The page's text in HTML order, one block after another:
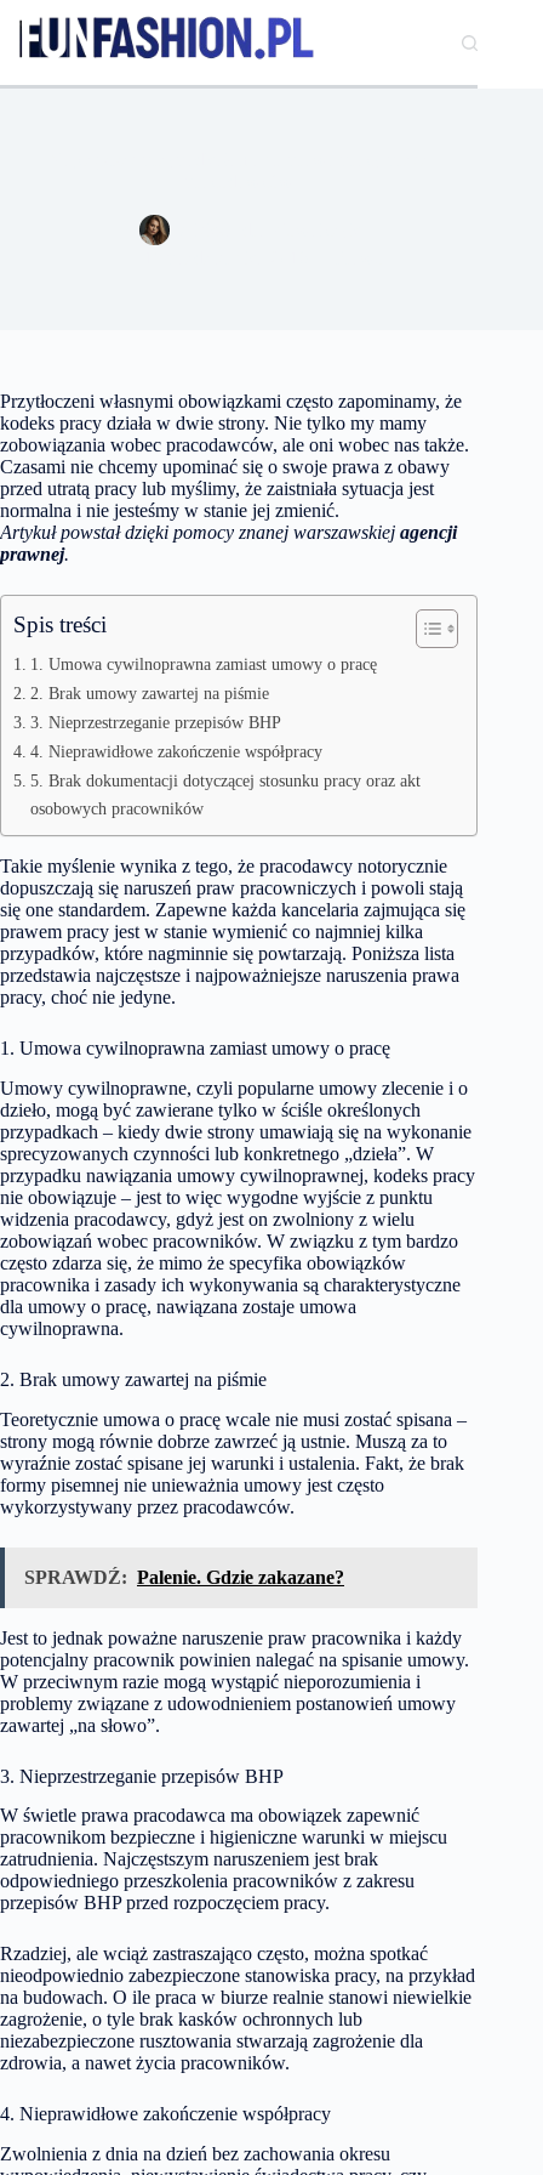
treści
Przytłoczeni własnymi obowiązkami często zapominamy, że
kodeks pracy działa w dwie strony. Nie tylko my mamy
zobowiązania wobec pracodawców, ale oni wobec nas także.
Czasami nie chcemy upominać się o swoje prawa z obawy
przed utratą pracy lub myślimy, że zaistniała sytuacja jest
normalna i nie jesteśmy w stanie jej zmienić.
Artykuł powstał dzięki pomocy znanej warszawskiej agencji
prawnej.
Spis treści
1. Umowa cywilnoprawna zamiast umowy o pracę
2. Brak umowy zawartej na piśmie
3. Nieprzestrzeganie przepisów BHP
4. Nieprawidłowe zakończenie współpracy
5. Brak dokumentacji dotyczącej stosunku pracy oraz akt
osobowych pracowników
Takie myślenie wynika z tego, że pracodawcy notorycznie
dopuszczają się naruszeń praw pracowniczych i powoli stają
się one standardem. Zapewne każda kancelaria zajmująca się
prawem pracy jest w stanie wymienić co najmniej kilka
przypadków, które nagminnie się powtarzają. Poniższa lista
przedstawia najczęstsze i najpoważniejsze naruszenia prawa
pracy, choć nie jedyne.
1. Umowa cywilnoprawna zamiast umowy o pracę
Umowy cywilnoprawne, czyli popularne umowy zlecenie i o
dzieło, mogą być zawierane tylko w ściśle określonych
przypadkach – kiedy dwie strony umawiają się na wykonanie
sprecyzowanych czynności lub konkretnego „dzieła”. W
przypadku nawiązania umowy cywilnoprawnej, kodeks pracy
nie obowiązuje – jest to więc wygodne wyjście z punktu
widzenia pracodawcy, gdyż jest on zwolniony z wielu
zobowiązań wobec pracowników. W związku z tym bardzo
często zdarza się, że mimo że specyfika obowiązków
pracownika i zasady ich wykonywania są charakterystyczne
dla umowy o pracę, nawiązana zostaje umowa
cywilnoprawna.
2. Brak umowy zawartej na piśmie
Teoretycznie umowa o pracę wcale nie musi zostać spisana –
strony mogą równie dobrze zawrzeć ją ustnie. Muszą za to
wyraźnie zostać spisane jej warunki i ustalenia. Fakt, że brak
formy pisemnej nie unieważnia umowy jest często
wykorzystywany przez pracodawców.
SPRAWDŹ: Palenie. Gdzie zakazane?
Jest to jednak poważne naruszenie praw pracownika i każdy
potencjalny pracownik powinien nalegać na spisanie umowy.
W przeciwnym razie mogą wystąpić nieporozumienia i
problemy związane z udowodnieniem postanowień umowy
zawartej „na słowo”.
3. Nieprzestrzeganie przepisów BHP
W świetle prawa pracodawca ma obowiązek zapewnić
pracownikom bezpieczne i higieniczne warunki w miejscu
zatrudnienia. Najczęstszym naruszeniem jest brak
odpowiedniego przeszkolenia pracowników z zakresu
przepisów BHP przed rozpoczęciem pracy.
Rzadziej, ale wciąż zastraszająco często, można spotkać
nieodpowiednio zabezpieczone stanowiska pracy, na przykład
na budowach. O ile praca w biurze realnie stanowi niewielkie
zagrożenie, o tyle brak kasków ochronnych lub
niezabezpieczone rusztowania stwarzają zagrożenie dla
zdrowia, a nawet życia pracowników.
4. Nieprawidłowe zakończenie współpracy
Zwolnienia z dnia na dzień bez zachowania okresu